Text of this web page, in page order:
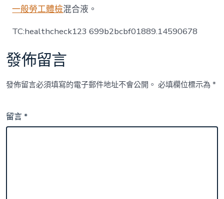
一般勞工體檢混合液。
TC:healthcheck123 699b2bcbf01889.14590678
發佈留言
發佈留言必須填寫的電子郵件地址不會公開。 必填欄位標示為*
留言*